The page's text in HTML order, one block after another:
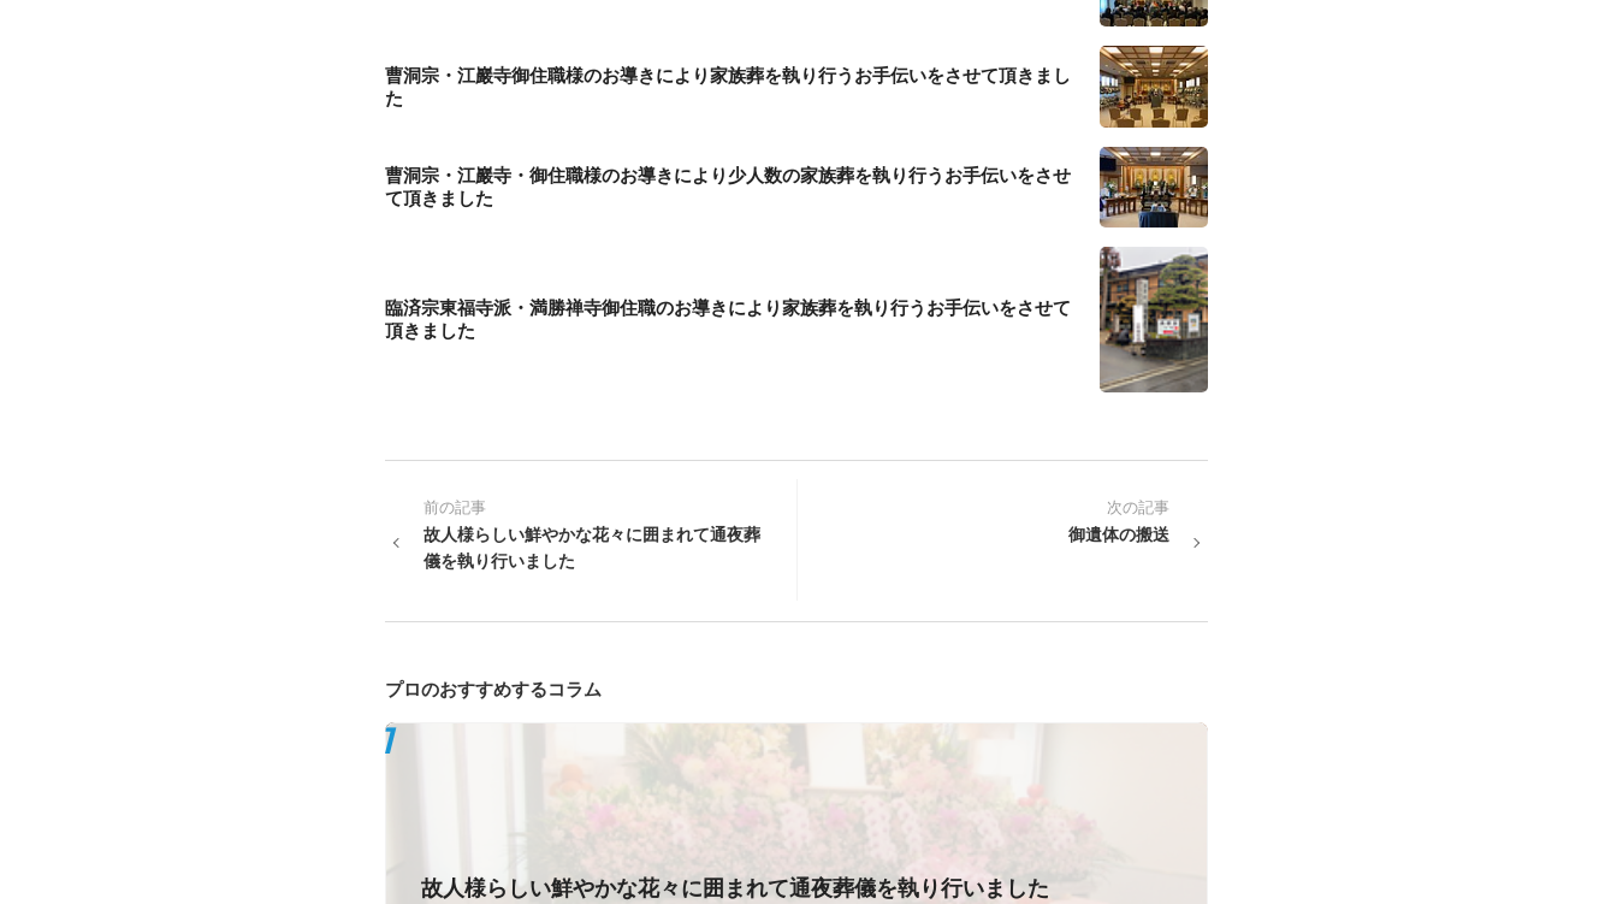
曹洞宗・江巖寺御住職様のお導きにより家族葬を執り行うお手伝いをさせて頂きまし
た
曹洞宗・江巖寺・御住職様のお導きにより少人数の家族葬を執り行うお手伝いをさせ
て頂きました
臨済宗東福寺派・満勝禅寺御住職のお導きにより家族葬を執り行うお手伝いをさせて
頂きました
前の記事
故人様らしい鮮やかな花々に囲まれて通夜葬
儀を執り行いました
次の記事
御遺体の搬送
プロのおすすめするコラム
故人様らしい鮮やかな花々に囲まれて通夜葬儀を執り行いました